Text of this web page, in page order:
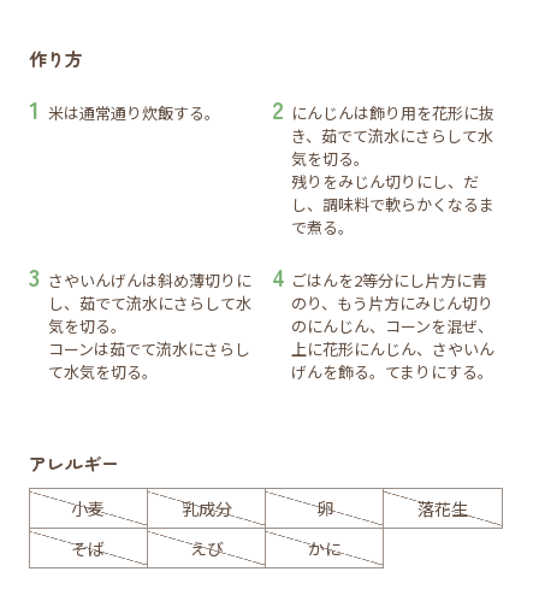
作り方
米は通常通り炊飯する。
にんじんは飾り用を花形に抜
き、茹でて流水にさらして水
気を切る。
残りをみじん切りにし、だ
し、調味料で軟らかくなるま
で煮る。
さやいんげんは斜め薄切りに
し、茹でて流水にさらして水
気を切る。
コーンは茹でて流水にさらし
て水気を切る。
ごはんを2等分にし片方に青
のり、もう片方にみじん切り
のにんじん、コーンを混ぜ、
上に花形にんじん、さやいん
げんを飾る。てまりにする。
アレルギー
小麦 乳成分 卵
落花生
そば
えび かに